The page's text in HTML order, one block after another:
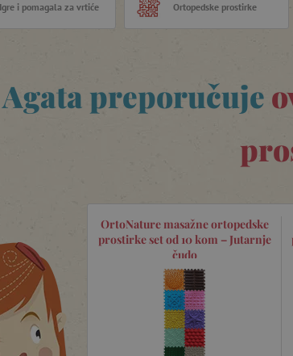
Igre i pomagala za vrtiće Ortopedske prostirke
Agata preporučuje
OrtoNature masažne ortopedske
prostirke set od 10 kom – Jutarnje
čudo